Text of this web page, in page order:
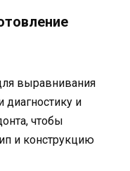
выравнивания
диагностику и
чтобы
и конструкцию